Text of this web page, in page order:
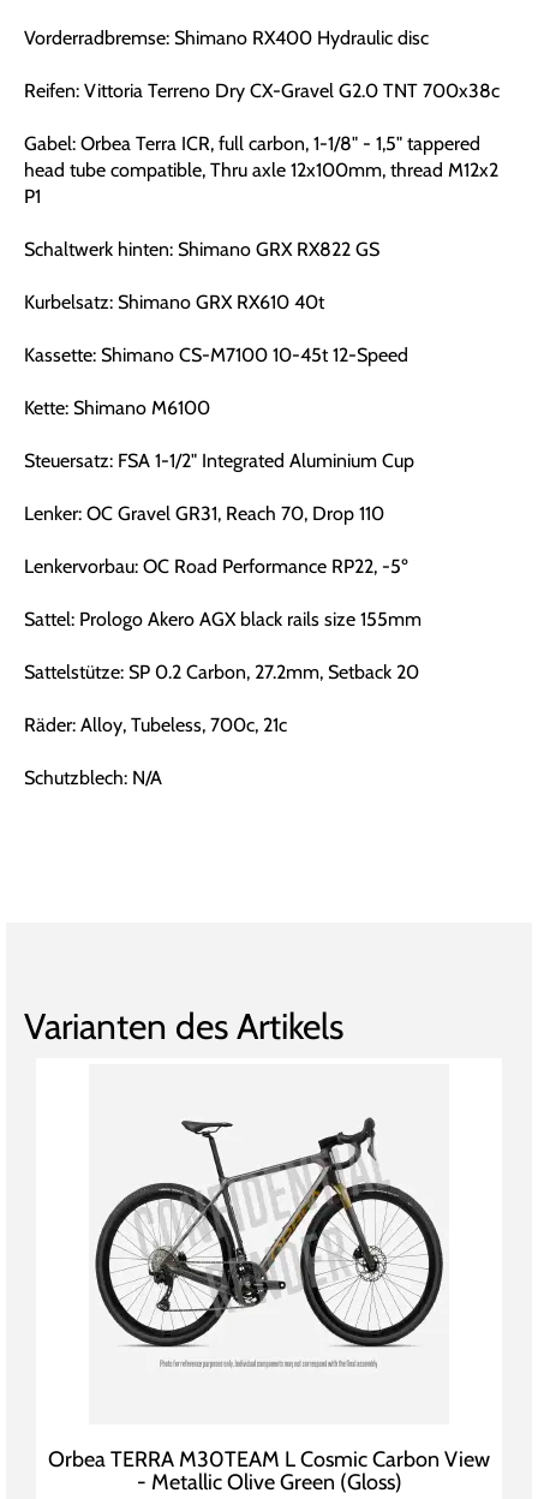
Vorderradbremse: Shimano RX400 Hydraulic disc
Reifen: Vittoria Terreno Dry CX-Gravel G2.0 TNT 700x38c
Gabel: Orbea Terra ICR, full carbon, 1-1/8" - 1,5" tappered
head tube compatible, Thru axle 12x100mm, thread M12x2
P1
Schaltwerk hinten: Shimano GRX RX822 GS
Kurbelsatz: Shimano GRX RX610 40t
Kassette: Shimano CS-M7100 10-45t 12-Speed
Kette: Shimano M6100
Steuersatz: FSA 1-1/2" Integrated Aluminium Cup
Lenker: OC Gravel GR31, Reach 70, Drop 110
Lenkervorbau: OC Road Performance RP22, -5º
Sattel: Prologo Akero AGX black rails size 155mm
Sattelstütze: SP 0.2 Carbon, 27.2mm, Setback 20
Räder: Alloy, Tubeless, 700c, 21c
Schutzblech: N/A
Varianten des Artikels
Orbea TERRA M30TEAM L Cosmic Carbon View
- Metallic Olive Green (Gloss)